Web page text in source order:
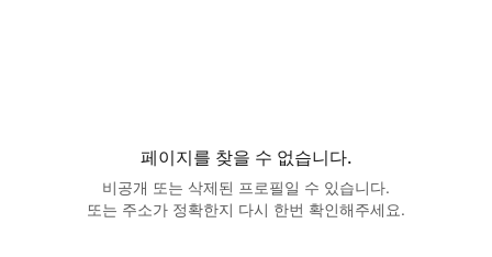
페이지를 찾을 수 없습니다.
비공개 또는 삭제된 프로필일 수 있습니다.
또는 주소가 정확한지 다시 한번 확인해주세요.